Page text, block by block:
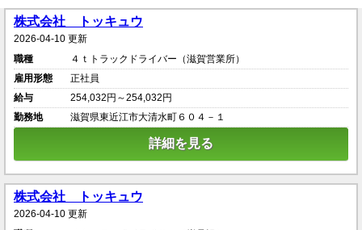
株式会社 トッキュウ
2026-04-10 更新
職種
４ｔトラックドライバー（滋賀営業所）
雇用形態
正社員
給与
254,032円～254,032円
勤務地
滋賀県東近江市大清水町６０４－１
詳細を見る
株式会社 トッキュウ
2026-04-10 更新